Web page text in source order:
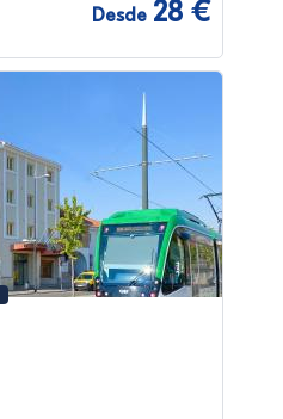
Desde 28 €